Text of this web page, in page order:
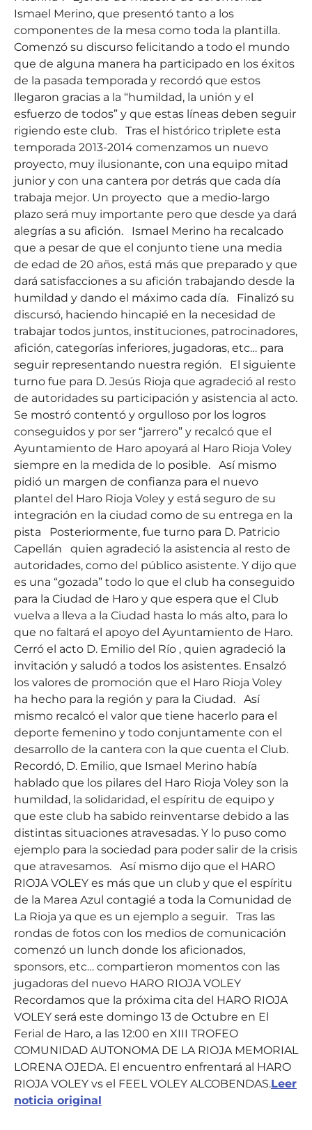
Ismael Merino, que presentó tanto a los
componentes de la mesa como toda la plantilla.
Comenzó su discurso felicitando a todo el mundo
que de alguna manera ha participado en los éxitos
de la pasada temporada y recordó que estos
llegaron gracias a la “humildad, la unión y el
esfuerzo de todos” y que estas líneas deben seguir
rigiendo este club. Tras el histórico triplete esta
temporada 2013-2014 comenzamos un nuevo
proyecto, muy ilusionante, con una equipo mitad
junior y con una cantera por detrás que cada día
trabaja mejor. Un proyecto que a medio-largo
plazo será muy importante pero que desde ya dará
alegrías a su afición. Ismael Merino ha recalcado
que a pesar de que el conjunto tiene una media
de edad de 20 años, está más que preparado y que
dará satisfacciones a su afición trabajando desde la
humildad y dando el máximo cada día. Finalizó su
discursó, haciendo hincapié en la necesidad de
trabajar todos juntos, instituciones, patrocinadores,
afición, categorías inferiores, jugadoras, etc… para
seguir representando nuestra región. El siguiente
turno fue para D. Jesús Rioja que agradeció al resto
de autoridades su participación y asistencia al acto.
Se mostró contentó y orgulloso por los logros
conseguidos y por ser “jarrero” y recalcó que el
Ayuntamiento de Haro apoyará al Haro Rioja Voley
siempre en la medida de lo posible. Así mismo
pidió un margen de confianza para el nuevo
plantel del Haro Rioja Voley y está seguro de su
integración en la ciudad como de su entrega en la
pista Posteriormente, fue turno para D. Patricio
Capellán quien agradeció la asistencia al resto de
autoridades, como del público asistente. Y dijo que
es una “gozada” todo lo que el club ha conseguido
para la Ciudad de Haro y que espera que el Club
vuelva a lleva a la Ciudad hasta lo más alto, para lo
que no faltará el apoyo del Ayuntamiento de Haro.
Cerró el acto D. Emilio del Río , quien agradeció la
invitación y saludó a todos los asistentes. Ensalzó
los valores de promoción que el Haro Rioja Voley
ha hecho para la región y para la Ciudad. Así
mismo recalcó el valor que tiene hacerlo para el
deporte femenino y todo conjuntamente con el
desarrollo de la cantera con la que cuenta el Club.
Recordó, D. Emilio, que Ismael Merino había
hablado que los pilares del Haro Rioja Voley son la
humildad, la solidaridad, el espíritu de equipo y
que este club ha sabido reinventarse debido a las
distintas situaciones atravesadas. Y lo puso como
ejemplo para la sociedad para poder salir de la crisis
que atravesamos. Así mismo dijo que el HARO
RIOJA VOLEY es más que un club y que el espíritu
de la Marea Azul contagié a toda la Comunidad de
La Rioja ya que es un ejemplo a seguir. Tras las
rondas de fotos con los medios de comunicación
comenzó un lunch donde los aficionados,
sponsors, etc… compartieron momentos con las
jugadoras del nuevo HARO RIOJA VOLEY
Recordamos que la próxima cita del HARO RIOJA
VOLEY será este domingo 13 de Octubre en El
Ferial de Haro, a las 12:00 en XIII TROFEO
COMUNIDAD AUTONOMA DE LA RIOJA MEMORIAL
LORENA OJEDA. El encuentro enfrentará al HARO
RIOJA VOLEY vs el FEEL VOLEY ALCOBENDAS.Leer
noticia original